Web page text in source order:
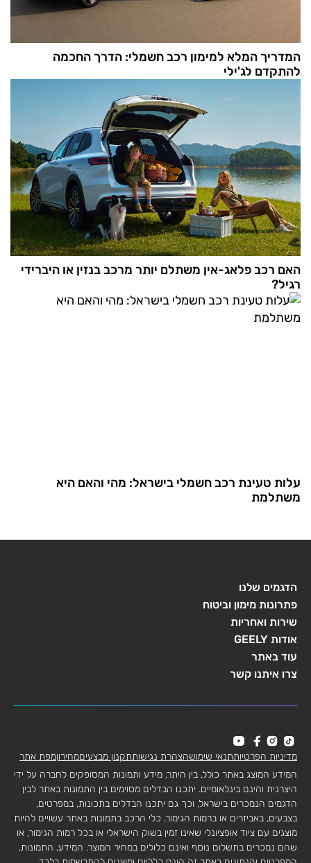
המדריך המלא למימון רכב חשמלי: הדרך החכמה
להתקדם לג'ילי
האם רכב פלאג-אין משתלם יותר מרכב בנזין או היברידי
רגיל?
עלות טעינת רכב חשמלי בישראל: מהי והאם היא
משתלמת
הדגמים שלנו
פתרונות מימון וביטוח
שירות ואחריות
אודות GEELY
עוד באתר
צרו איתנו קשר
מדיניות הפרטיותתנאי שימושהצהרת נגישותתקנון מבצעיםמחירוןמפת אתר
המידע המוצג באתר כולל, בין היתר, מידע ותמונות המסופקים לחברה על ידי
היצרנית והינם בינלאומיים. יתכנו הבדלים מסוימים בין התמונות באתר לבין
הדגמים הנמכרים בישראל, וכך גם יתכנו הבדלים בתכונות, במפרטים,
בצבעים, באביזרים או ברמות הגימור. כלי הרכב בתמונות באתר עשויים להיות
מוצגים עם ציוד אופציונלי שאינו זמין בשוק הישראלי או בכל רמות הגימור, או
שהם נמכרים בתשלום נוסף ואינם כלולים במחיר המוצר. המידע, התמונות,